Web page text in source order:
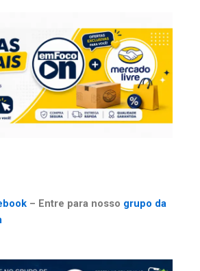
– Entre para nosso grupo da